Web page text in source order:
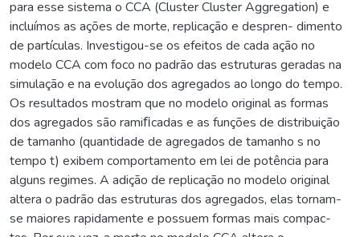
para esse sistema o CCA (Cluster Cluster Aggregation) e
incluímos as ações de morte, replicação e despren- dimento
de partículas. Investigou-se os efeitos de cada ação no
modelo CCA com foco no padrão das estruturas geradas na
simulação e na evolução dos agregados ao longo do tempo.
Os resultados mostram que no modelo original as formas
dos agregados são ramiﬁcadas e as funções de distribuição
de tamanho (quantidade de agregados de tamanho s no
tempo t) exibem comportamento em lei de potência para
alguns regimes. A adição de replicação no modelo original
altera o padrão das estruturas dos agregados, elas tornam-
se maiores rapidamente e possuem formas mais compac-